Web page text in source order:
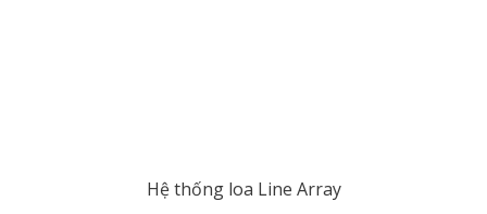
Hệ thống loa Line Array